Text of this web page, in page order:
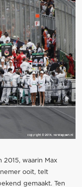
2015, waarin Max
ooit, telt
gemaakt. Ten